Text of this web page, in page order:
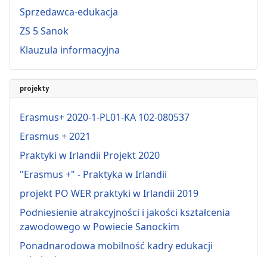
Sprzedawca-edukacja
ZS 5 Sanok
Klauzula informacyjna
projekty
Erasmus+ 2020-1-PL01-KA 102-080537
Erasmus + 2021
Praktyki w Irlandii Projekt 2020
"Erasmus +" - Praktyka w Irlandii
projekt PO WER praktyki w Irlandii 2019
Podniesienie atrakcyjności i jakości kształcenia
zawodowego w Powiecie Sanockim
Ponadnarodowa mobilność kadry edukacji